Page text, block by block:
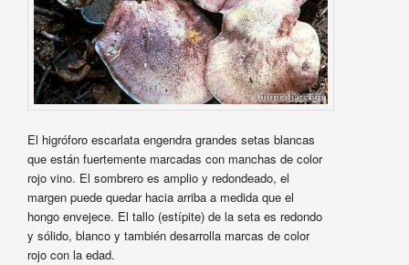
El higróforo escarlata engendra grandes setas blancas
que están fuertemente marcadas con manchas de color
rojo vino. El sombrero es amplio y redondeado, el
margen puede quedar hacia arriba a medida que el
hongo envejece. El tallo (estípite) de la seta es redondo
y sólido, blanco y también desarrolla marcas de color
rojo con la edad.